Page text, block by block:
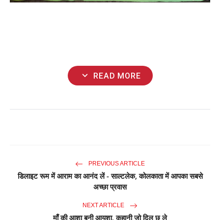
expand_more READ MORE
PREVIOUS ARTICLE
डिलाइट रूम में आराम का आनंद लें - साल्टलेक, कोलकाता में आपका सबसे
अच्छा प्रवास
NEXT ARTICLE
माँ की आशा बनी आयशा, कहानी जो दिल छू ले